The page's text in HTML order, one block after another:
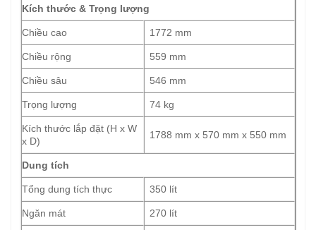
Kích thước & Trọng lượng
Chiều cao 1772 mm
Chiều rộng 559 mm
Chiều sâu 546 mm
Trọng lượng 74 kg
Kích thước lắp đặt (H x W
x D)
1788 mm x 570 mm x 550 mm
Dung tích
Tổng dung tích thực 350 lít
Ngăn mát 270 lít